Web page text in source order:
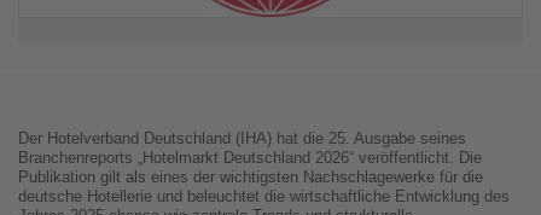
Der Hotelverband Deutschland (IHA) hat die 25. Ausgabe seines
Branchenreports „Hotelmarkt Deutschland 2026“ veröffentlicht. Die
Publikation gilt als eines der wichtigsten Nachschlagewerke für die
deutsche Hotellerie und beleuchtet die wirtschaftliche Entwicklung des